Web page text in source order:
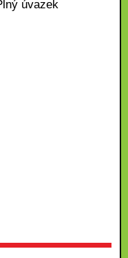
úvazek